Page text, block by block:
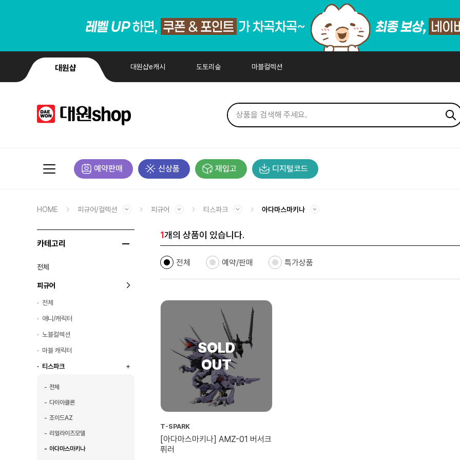
대원샵 대원샵e캐시 도토리숲 마블컬렉션
예약판매 신상품 재입고 디지털코드
HOME 피규어/컬렉션 피규어 티스파크 아다마스마키나
카테고리
전체
피규어
전체
애니/캐릭터
노블컬렉션
마블 캐릭터
티스파크
전체
다이아클론
조이드AZ
리얼라이즈모델
아다마스마키나
1개의 상품이 있습니다.
전체 예약/판매 특가상품
T-SPARK
[아다마스마키나] AMZ-01 버서크
퓌러